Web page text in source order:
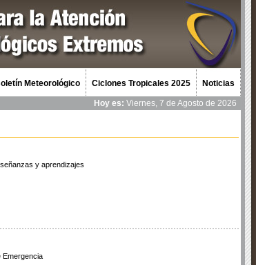
Meteorológico Ciclones Tropicales 2025 Noticias
Hoy es: Viernes, 7 de Agosto de 2026
y aprendizajes
Emergencia